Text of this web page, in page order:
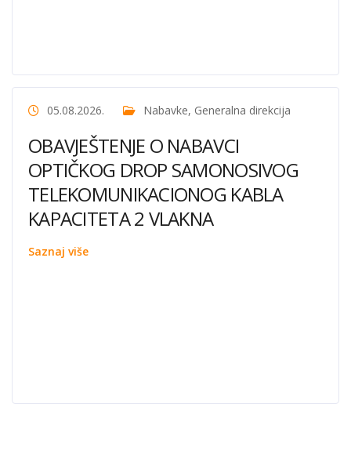
05.08.2026. Nabavke, Generalna direkcija
OBAVJEŠTENJE O NABAVCI
OPTIČKOG DROP SAMONOSIVOG
TELEKOMUNIKACIONOG KABLA
KAPACITETA 2 VLAKNA
Saznaj više